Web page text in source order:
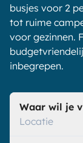
busjes voor 2
tot ruime
voor gezinnen.
inbegrepen.
Waar wil je
Locatie